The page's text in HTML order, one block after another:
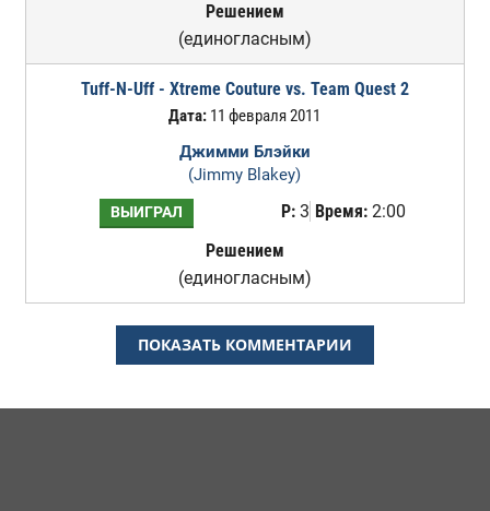
Решением
(единогласным)
Tuff-N-Uff - Xtreme Couture vs. Team Quest 2
Дата: 11 февраля 2011
Джимми Блэйки
(Jimmy Blakey)
ВЫИГРАЛ Р:3 Время:2:00
Решением
(единогласным)
ПОКАЗАТЬ КОММЕНТАРИИ